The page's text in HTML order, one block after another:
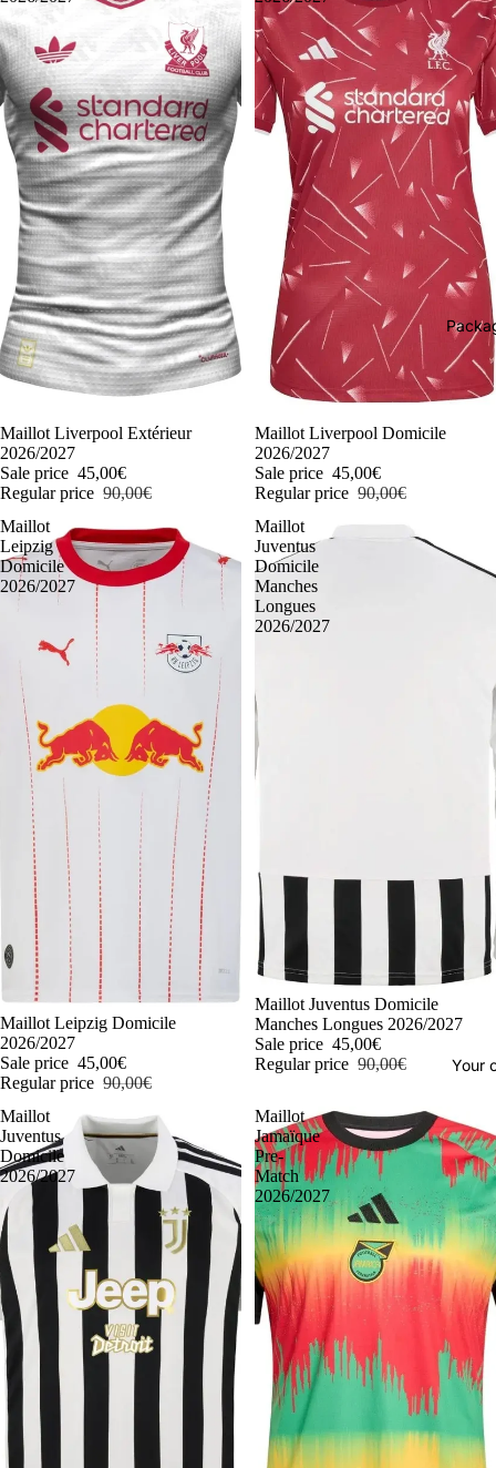
Your
-50%
Maillot Liverpool Extérieur
2026/2027
Sale price 45,00€
Regular price 90,00€
-50%
Maillot Liverpool Domicile
2026/2027
Sale price 45,00€
Regular price 90,00€
Maillot
Leipzig
Domicile
2026/2027
-50%
Maillot Leipzig Domicile
2026/2027
Sale price 45,00€
Regular price 90,00€
Maillot
Juventus
Domicile
Manches
Longues
2026/2027
-50%
Maillot Juventus Domicile
Manches Longues 2026/2027
Sale price 45,00€
Regular price 90,00€
Maillot
Juventus
Domicile
2026/2027
Maillot
Jamaïque
Pre-
Match
2026/2027